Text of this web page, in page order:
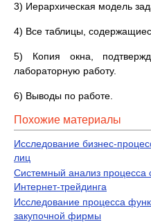
3) Иерархическая модель
4) Все таблицы,
5) Копия окна,
лабораторную работу.
6) Выводы по работе.
Похожие материалы
Исследование бизнес-
лиц
Системный анализ процесса
Интернет-трейдинга
Исследование процесса
закупочной фирмы